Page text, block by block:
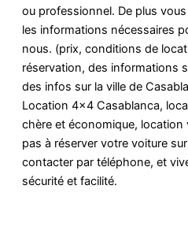
ou professionnel. De plus
les informations nécessaires
nous. (prix, conditions de
réservation, des informations
des infos sur la ville de
Location 4×4 Casablanca,
chère et économique,
pas à réserver votre voiture
contacter par téléphone, et
sécurité et facilité.